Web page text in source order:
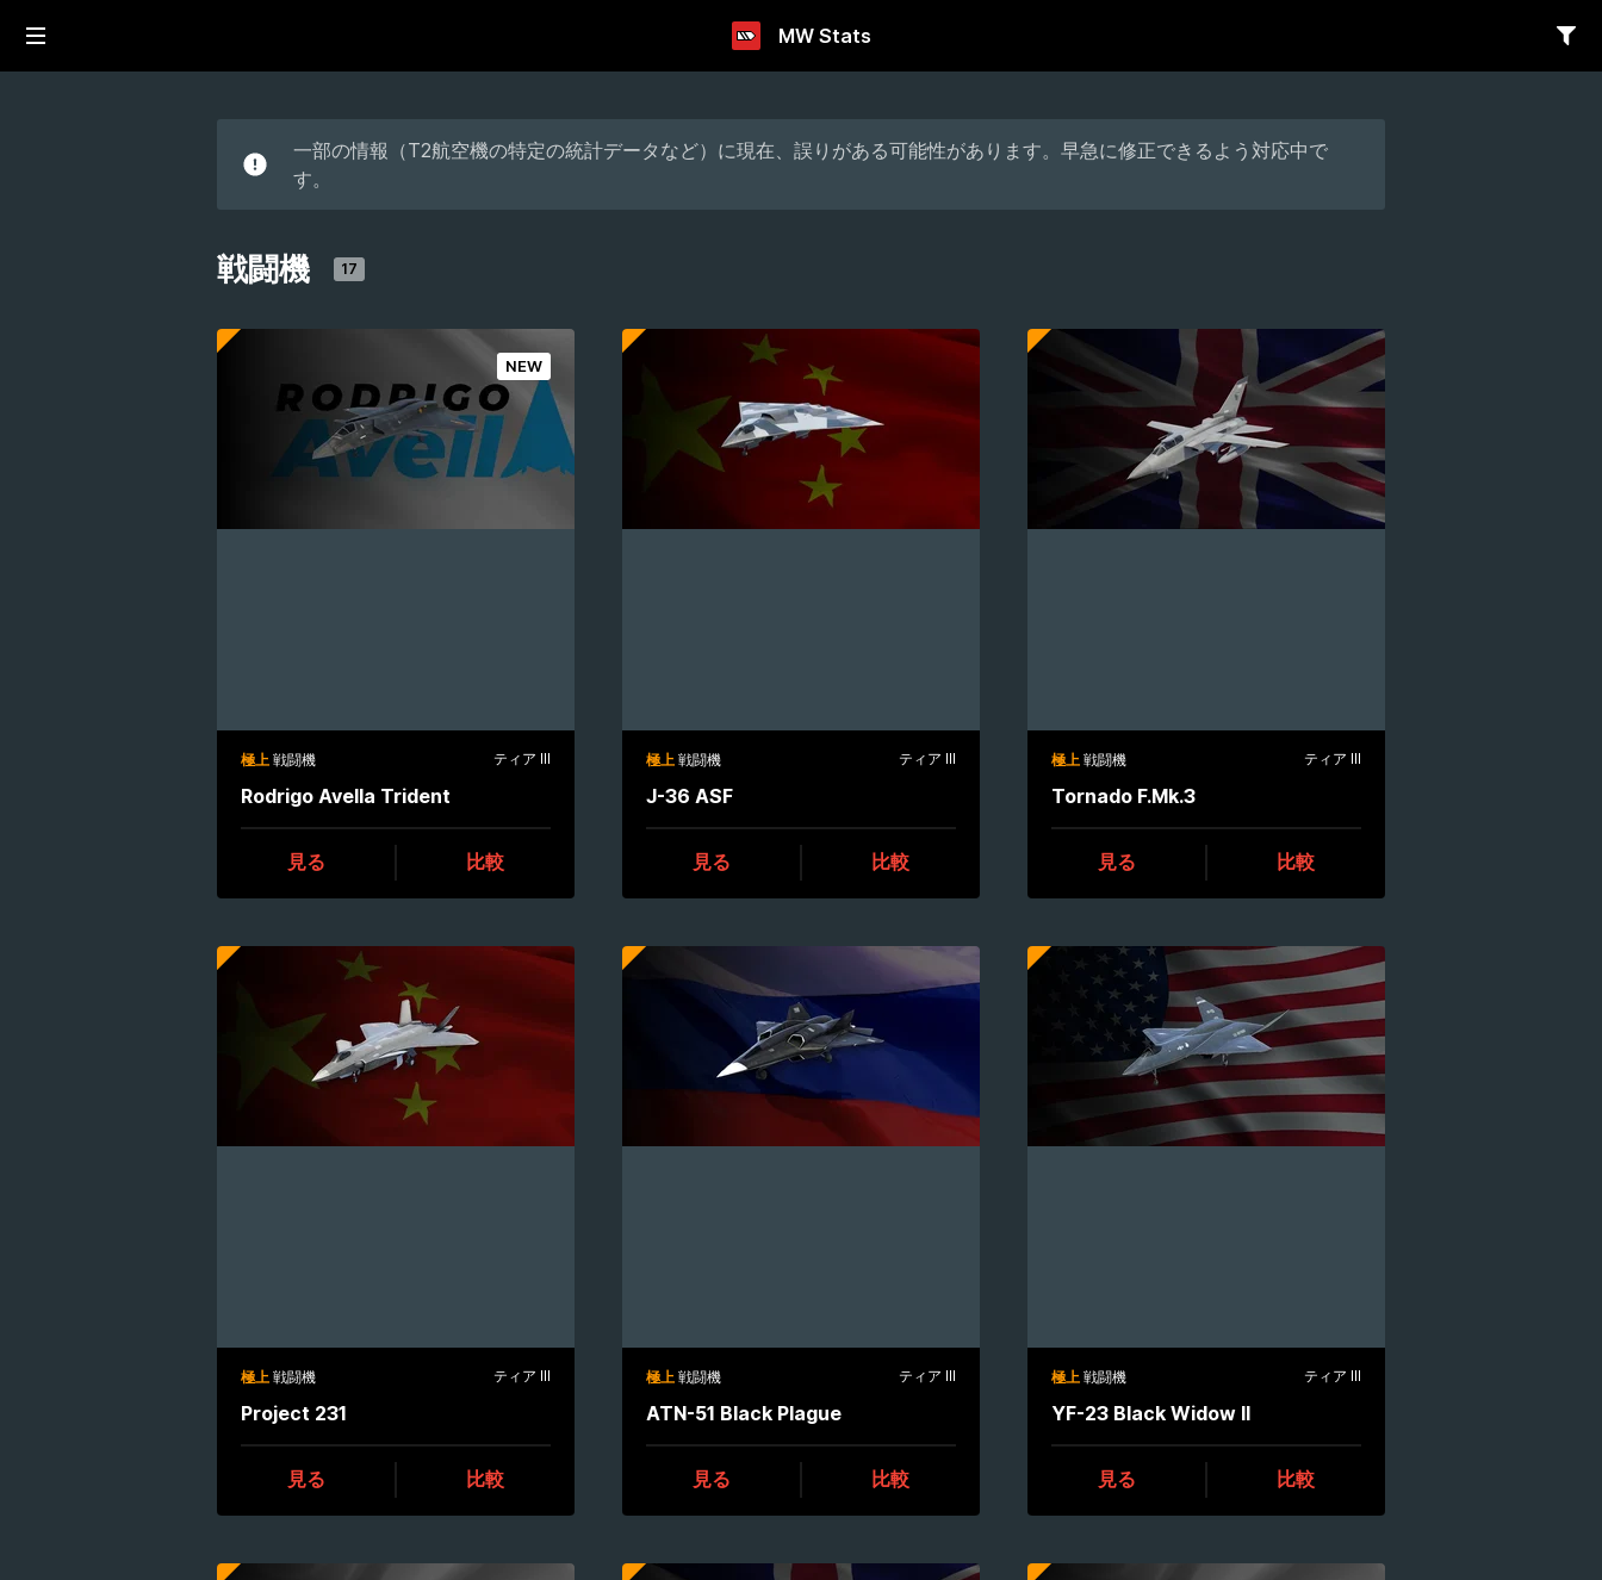
MW Stats
一部の情報（T2航空機の特定の統計データなど）に現在、誤りがある可能性があります。早急に修正できるよう対応中で
す。
戦闘機 17
NEW
極上 戦闘機 ティア III
Rodrigo Avella Trident
見る 比較
極上 戦闘機 ティア III
J-36 ASF
見る 比較
極上 戦闘機 ティア III
Tornado F.Mk.3
見る 比較
極上 戦闘機 ティア III
Project 231
見る 比較
極上 戦闘機 ティア III
ATN-51 Black Plague
見る 比較
極上 戦闘機 ティア III
YF-23 Black Widow II
見る 比較